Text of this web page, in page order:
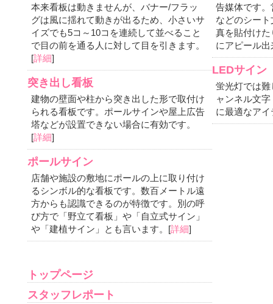
本来看板は動きませんが、バナー/フラッ
グは風に揺れて動きが出るため、小さいサ
イズでも5コ～10コを連続して並べること
で目の前を通る人に対して目を引きます。
[詳細]
突き出し看板
建物の壁面や柱から突き出した形で取付け
られる看板です。ポールサインや屋上広告
塔などが設置できない場合に有効です。
[詳細]
ポールサイン
店舗や施設の敷地にポールの上に取り付け
るシンボル的な看板です。数百メートル遠
方からも認識できるのが特徴です。別の呼
び方で「野立て看板」や「自立式サイン」
や「建植サイン」とも言います。[詳細]
告媒体です
などのシー
真を貼付け
にアピール
LEDサイン
蛍光灯では
ャンネル文
に最適なア
トップページ
スタッフレポート